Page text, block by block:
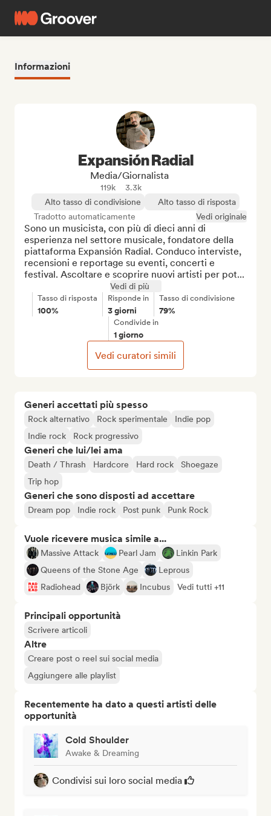
Informazioni
Generi accettati più spesso
Rock alternativo Rock sperimentale
Indie pop
Indie rock
Rock progressivo
Generi che lui/lei ama
Death / Thrash Hardcore Hard rock
Shoegaze
Trip hop
Generi che sono disposti ad accettare
Dream pop Indie rock Post punk Punk Rock
Vuole ricevere musica simile a...
Massive Attack Pearl Jam
Linkin Park
Queens of the Stone Age
Leprous
Radiohead
Björk Incubus Vedi tutti +11
Principali opportunità
Scrivere articoli
Altre
Creare post o reel sui social media
Aggiungere alle playlist
Recentemente ha dato a questi artisti delle
opportunità
Cold Shoulder
Awake & Dreaming
Condivisi sui loro social media
Expansión Radial
Media/Giornalista
119k
3.3k
Alto tasso di condivisione
Alto tasso di risposta
Tradotto automaticamente
Vedi originale
Sono un musicista, con più di dieci anni di
esperienza nel settore musicale, fondatore della
piattaforma Expansión Radial. Conduco interviste,
recensioni e reportage su eventi, concerti e
festival. Ascoltare e scoprire nuovi artisti per pot...
Vedi di più
Tasso di risposta
100%
Risponde in
3 giorni
Tasso di condivisione
79%
Condivide in
1 giorno
Vedi curatori simili